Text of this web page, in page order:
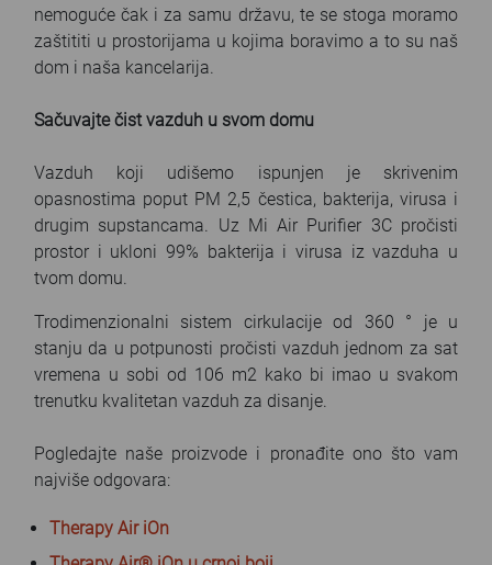
nemoguće čak i za samu državu, te se stoga moramo
zaštititi u prostorijama u kojima boravimo a to su naš
dom i naša kancelarija.
Sačuvajte čist vazduh u svom domu
Vazduh koji udišemo ispunjen je skrivenim
opasnostima poput PM 2,5 čestica, bakterija, virusa i
drugim supstancama. Uz Mi Air Purifier 3C pročisti
prostor i ukloni 99% bakterija i virusa iz vazduha u
tvom domu.
Trodimenzionalni sistem cirkulacije od 360 ° je u
stanju da u potpunosti pročisti vazduh jednom za sat
vremena u sobi od 106 m2 kako bi imao u svakom
trenutku kvalitetan vazduh za disanje.
Pogledajte naše proizvode i pronađite ono što vam
najviše odgovara:
Therapy Air iOn